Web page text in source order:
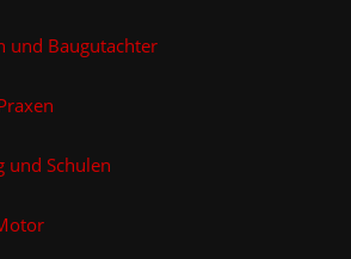
und Baugutachter
und Schulen